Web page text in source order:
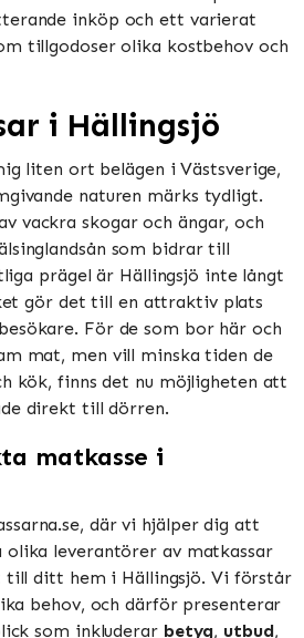
inköp och ett varierat
tillgodoser olika kostbehov och
i Hällingsjö
liten ort belägen i Västsverige,
naturen märks tydligt.
vackra skogar och ängar, och
som bidrar till
prägel är Hällingsjö inte långt
gör det till en attraktiv plats
För de som bor här och
mat, men vill minska tiden de
kök, finns det nu möjligheten att
direkt till dörren.
matkasse i
där vi hjälper dig att
leverantörer av matkassar
till ditt hem i Hällingsjö. Vi förstår
behov, och därför presenterar
som inkluderar betyg, utbud,